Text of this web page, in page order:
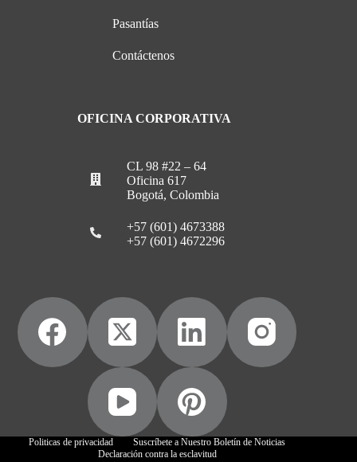
Pasantías
Contáctenos
OFICINA CORPORATIVA
CL 98 #22 – 64
Oficina 617
Bogotá, Colombia
+57 (601) 4673388
+57 (601) 4672296
Politicas de privacidad
Suscríbete a Nuestro Boletín de Noticias
Declaración contra la esclavitud